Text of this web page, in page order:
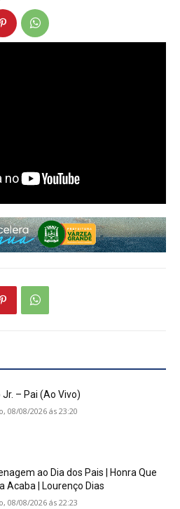
Jr. – Pai (Ao Vivo)
08/08/2026 ás 23:20
ao Dia dos Pais | Honra Que
Acaba | Lourenço Dias
08/08/2026 ás 22:23